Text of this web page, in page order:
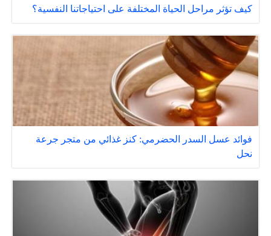
كيف تؤثر مراحل الحياة المختلفة على احتياجاتنا النفسية؟
فوائد عسل السدر الحضرمي: كنز غذائي من متجر جرعة
نحل